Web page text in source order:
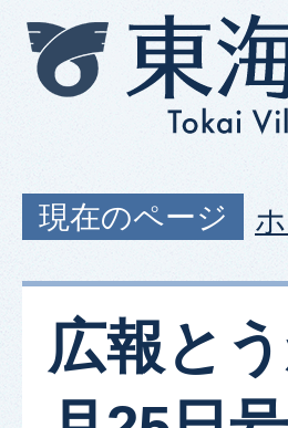
現在のページ
広報と